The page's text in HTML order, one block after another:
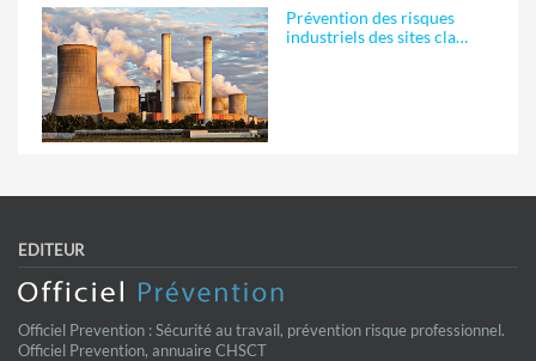
Prévention des risques
industriels des sites cla…
EDITEUR
Officiel Prevention : Sécurité au travail, prévention risque professionnel.
Officiel Prevention, annuaire CHSCT